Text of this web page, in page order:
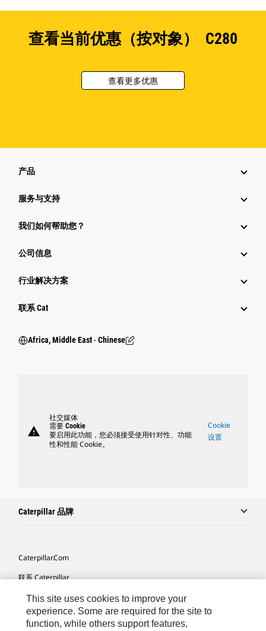
查看当前优惠（按对象） C280
查看更多优惠
产品
服务与支持
我们如何帮助您？
公司信息
行业解决方案
行业
联系 Cat
Africa, Middle East ‧ Chinese
warning
社交媒体
需要 Cookie
要启用此功能，您必须接受使用针对性、功能
性和性能 Cookie。
Cookie
设置
Caterpillar 品牌
Caterpillar.com
联系 Caterpillar
我的营销首选项
站点地图
This site uses cookies to improve your
experience. Some are required for the site to
function, while others support features,